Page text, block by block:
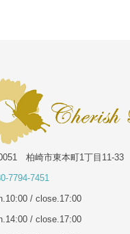
柏崎市東本町1丁目11-33
7794-7451
/ close.17:00
/ close.17:00